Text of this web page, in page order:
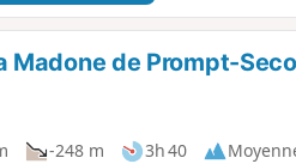
Madone de Prompt-
-248 m 3h 40